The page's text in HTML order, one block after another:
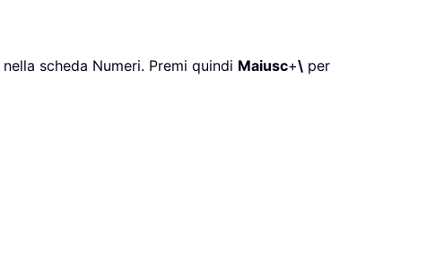
nella scheda Numeri. Premi quindi Maiusc+\ per